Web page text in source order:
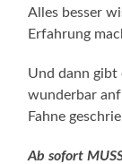
Alles besser
Erfahrung
Und dann gibt
wunderbar
Fahne
Ab sofort